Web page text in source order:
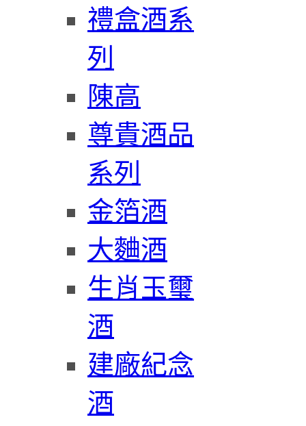
禮盒酒系
列
陳高
尊貴酒品
系列
金箔酒
大麯酒
生肖玉璽
酒
建廠紀念
酒